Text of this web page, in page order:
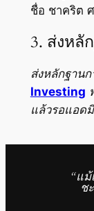
ชื่อ ชาคริต
3. ส่งหลั
ส่งหลักฐาน
Investing
แล้วรอแอด
“แ
ช